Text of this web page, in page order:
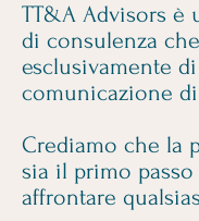
TT&A Advisors è
di consulenza
esclusivamente
comunicazione
Crediamo che la
sia il primo passo
affrontare